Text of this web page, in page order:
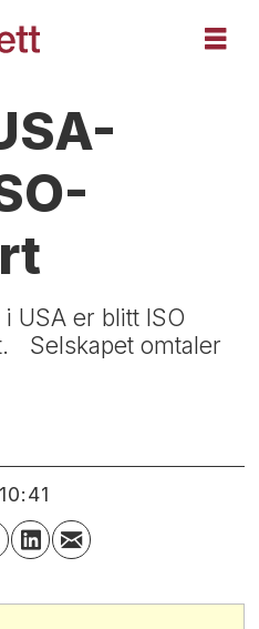
USA er blitt ISO
Selskapet omtaler